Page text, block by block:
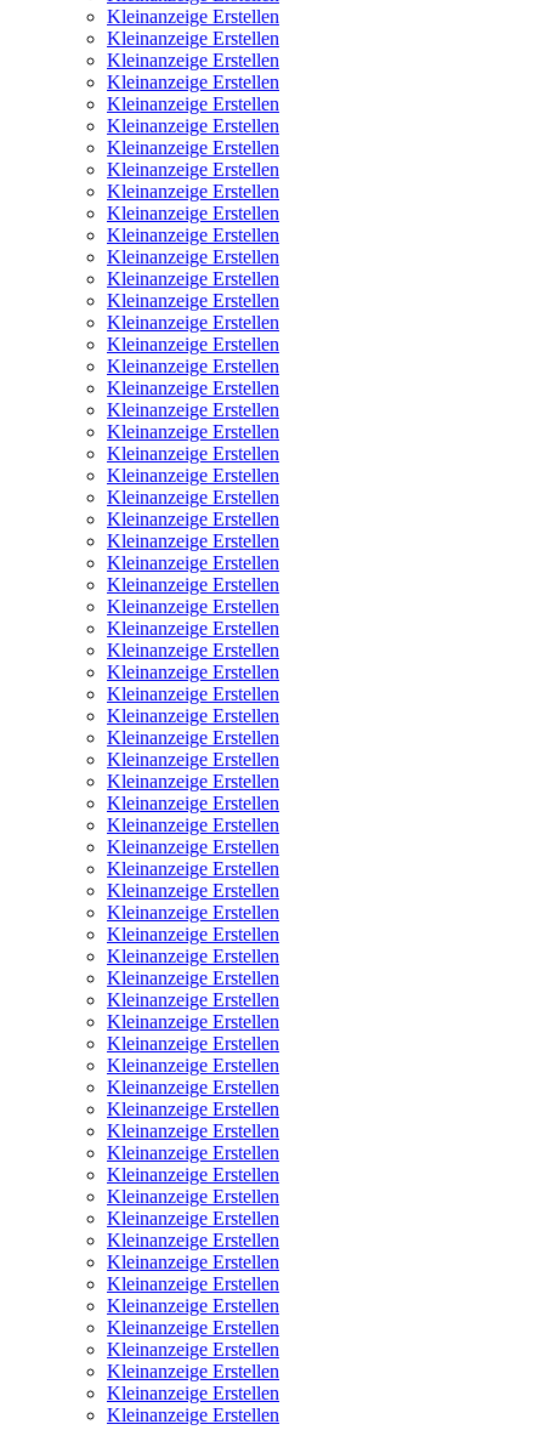
Kleinanzeige Erstellen
Kleinanzeige Erstellen
Kleinanzeige Erstellen
Kleinanzeige Erstellen
Kleinanzeige Erstellen
Kleinanzeige Erstellen
Kleinanzeige Erstellen
Kleinanzeige Erstellen
Kleinanzeige Erstellen
Kleinanzeige Erstellen
Kleinanzeige Erstellen
Kleinanzeige Erstellen
Kleinanzeige Erstellen
Kleinanzeige Erstellen
Kleinanzeige Erstellen
Kleinanzeige Erstellen
Kleinanzeige Erstellen
Kleinanzeige Erstellen
Kleinanzeige Erstellen
Kleinanzeige Erstellen
Kleinanzeige Erstellen
Kleinanzeige Erstellen
Kleinanzeige Erstellen
Kleinanzeige Erstellen
Kleinanzeige Erstellen
Kleinanzeige Erstellen
Kleinanzeige Erstellen
Kleinanzeige Erstellen
Kleinanzeige Erstellen
Kleinanzeige Erstellen
Kleinanzeige Erstellen
Kleinanzeige Erstellen
Kleinanzeige Erstellen
Kleinanzeige Erstellen
Kleinanzeige Erstellen
Kleinanzeige Erstellen
Kleinanzeige Erstellen
Kleinanzeige Erstellen
Kleinanzeige Erstellen
Kleinanzeige Erstellen
Kleinanzeige Erstellen
Kleinanzeige Erstellen
Kleinanzeige Erstellen
Kleinanzeige Erstellen
Kleinanzeige Erstellen
Kleinanzeige Erstellen
Kleinanzeige Erstellen
Kleinanzeige Erstellen
Kleinanzeige Erstellen
Kleinanzeige Erstellen
Kleinanzeige Erstellen
Kleinanzeige Erstellen
Kleinanzeige Erstellen
Kleinanzeige Erstellen
Kleinanzeige Erstellen
Kleinanzeige Erstellen
Kleinanzeige Erstellen
Kleinanzeige Erstellen
Kleinanzeige Erstellen
Kleinanzeige Erstellen
Kleinanzeige Erstellen
Kleinanzeige Erstellen
Kleinanzeige Erstellen
Kleinanzeige Erstellen
Kleinanzeige Erstellen